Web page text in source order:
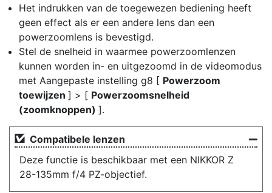
Het indrukken van de toegewezen bediening heeft
geen effect als er een andere lens dan een
powerzoomlens is bevestigd.
Stel de snelheid in waarmee powerzoomlenzen
kunnen worden in- en uitgezoomd in de videomodus
met Aangepaste instelling g8 [ Powerzoom
toewijzen ] > [ Powerzoomsnelheid
(zoomknoppen) ].
Compatibele lenzen
Deze functie is beschikbaar met een NIKKOR Z
28-135mm f/4 PZ-objectief.